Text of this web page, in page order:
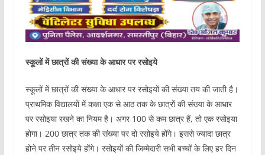
स्कूलों में छात्रों की संख्या के आधार पर रसोइये
स्कूलों में छात्रों की संख्या के आधार पर रसोइयों की संख्या तय की जाती है।
प्राथमिक विद्यालयों में कक्षा एक से आठ तक के छात्रों की संख्या के आधार
पर रसोइया रखने का नियम है। अगर 100 से कम छात्र हैं, तो एक रसोइया
होगा। 200 छात्र तक की संख्या पर दो रसोइये होंगे। इससे ज्यादा छात्र
होने पर तीन रसोइये होंगे। रसोइयों की जिम्मेदारी सभी बच्चों के लिए हर दिन